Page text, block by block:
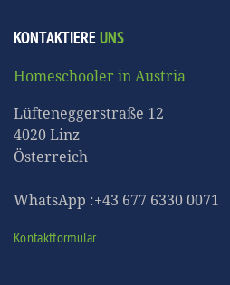
KONTAKTIEREUNS
Homeschooler in Austria
Lüfteneggerstraße 12
4020 Linz
Österreich
WhatsApp :+43 677 6330 0071
Kontaktformular